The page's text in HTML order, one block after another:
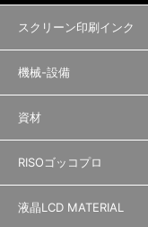
スクリーン印刷インク
テキスタイル用途
一般印刷
レジストインキ
特殊用途
機械-設備
印刷機・乾燥機
撹拌機
製版機
資材
製版資材
RISOゴッコプロ
ゴッコプロ／資材
液晶LCD MATERIAL